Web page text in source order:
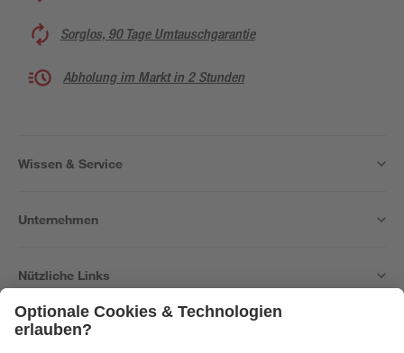
Sorglos, 90 Tage Umtauschgarantie
Abholung im Markt in 2 Stunden
Wissen & Service
Unternehmen
Nützliche Links